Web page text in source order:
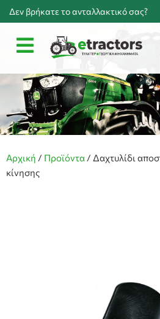
Δεν βρήκατε το ανταλλακτικό σας?
Αρχική / Προϊόντα / Δαχτυλίδι
κίνησης